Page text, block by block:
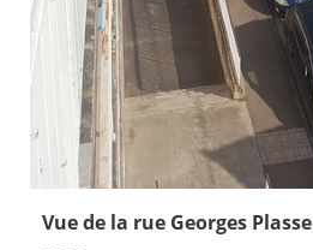
Vue de la rue Georges Plasse